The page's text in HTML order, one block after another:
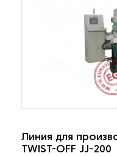
Линия для
TWIST-OFF JJ-200